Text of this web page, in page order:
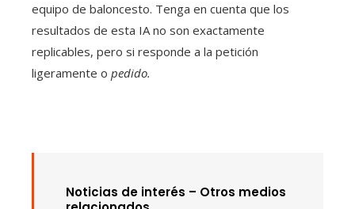
equipo de baloncesto. Tenga en cuenta que los
resultados de esta IA no son exactamente
replicables, pero si responde a la petición
ligeramente o pedido.
Noticias de interés – Otros medios